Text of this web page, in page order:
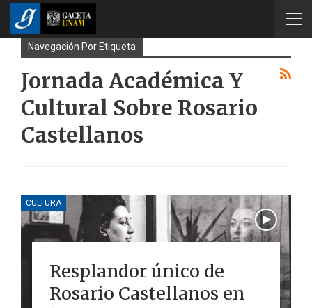
Navegación Por Etiqueta
Jornada Académica Y
Cultural Sobre Rosario
Castellanos
CULTURA
Resplandor único de
Rosario Castellanos en